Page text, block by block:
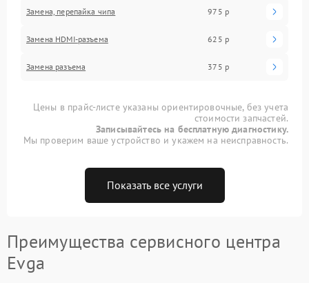
Замена, перепайка чипа 975 р
Замена HDMI-разъема 625 р
Замена разъема 375 р
Цены в прайс-листе указаны ориентировочные, без учета
стоимости запчастей.
Записывайтесь на бесплатную диагностику.
Мы проверим ваше устройство и укажем на неисправность.
Показать все услуги
Преимущества сервисного центра
Evga